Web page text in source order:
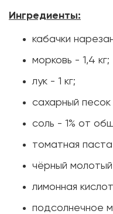
Ингредиенты:
кабачки
морковь - 1,4 кг;
лук - 1 кг;
сахарный песок
соль - 1% от
томатная
чёрный
лимонная
подсолнечное